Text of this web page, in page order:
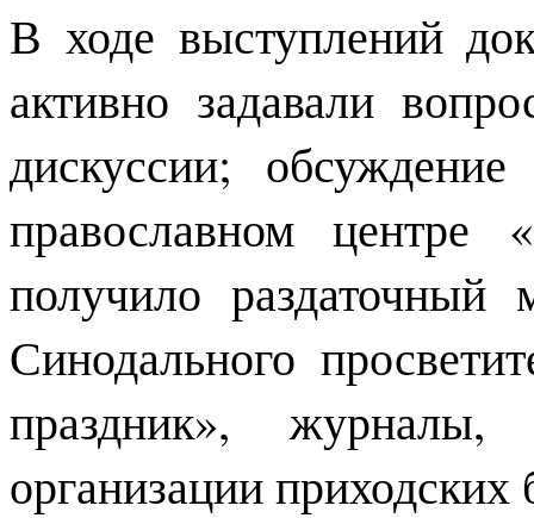
В ходе выступлений
активно задавали
дискуссии;
православном центре
получило раздаточный
Синодального
праздник»,
организации